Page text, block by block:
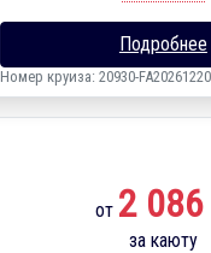
Подробнее
Номер круиза: 20930-
от 2
за каюту